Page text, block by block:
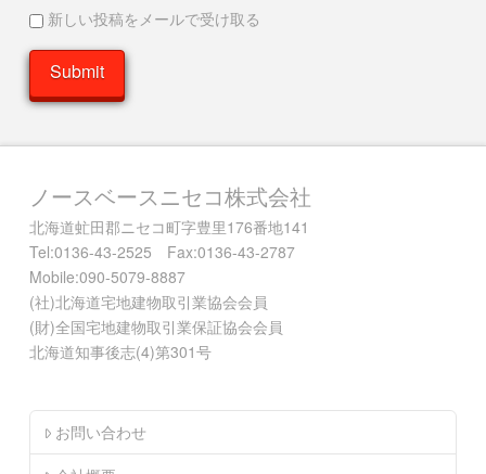
新しい投稿をメールで受け取る
ノースベースニセコ株式会社
北海道虻田郡ニセコ町字豊里176番地141
Tel:0136-43-2525 Fax:0136-43-2787
Mobile:090-5079-8887
(社)北海道宅地建物取引業協会会員
(財)全国宅地建物取引業保証協会会員
北海道知事後志(4)第301号
お問い合わせ